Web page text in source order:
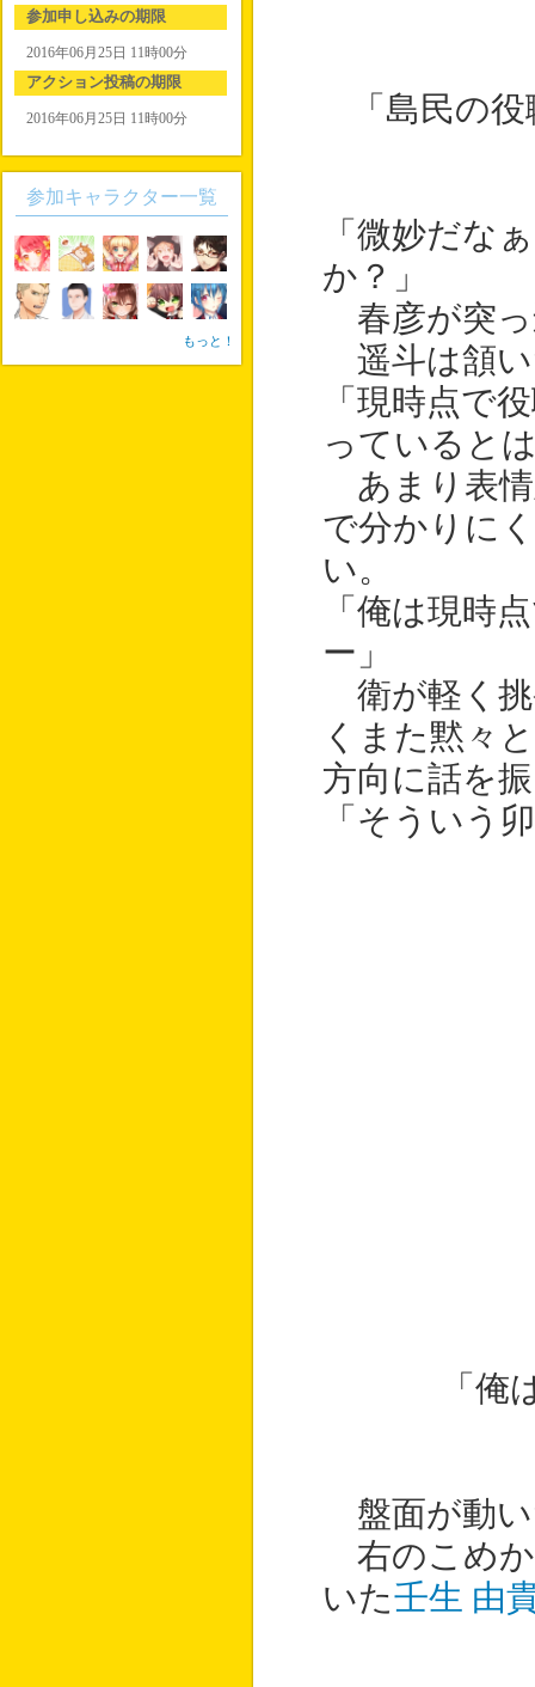
「島民の
「微妙だな
か？」
春彦が突
遥斗は頷
「現時点で
っていると
あまり表情
で分かりに
い。
「俺は現時
ー」
衛が軽く挑
くまた黙々
方向に話を
「そういう
「
盤面が動い
右のこめか
いた壬生 由
参加申し込みの期限
2016年06月25日 11時00分
アクション投稿の期限
2016年06月25日 11時00分
参加キャラクター一覧
もっと！